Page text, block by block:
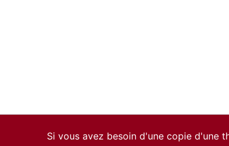
Si vous avez besoin d'une copie d'une